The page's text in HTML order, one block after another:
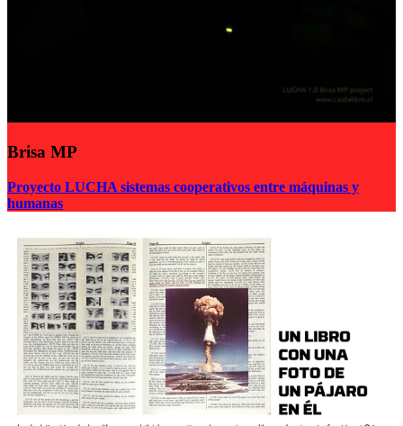
Brisa MP
Proyecto LUCHA sistemas cooperativos entre máquinas y
humanas